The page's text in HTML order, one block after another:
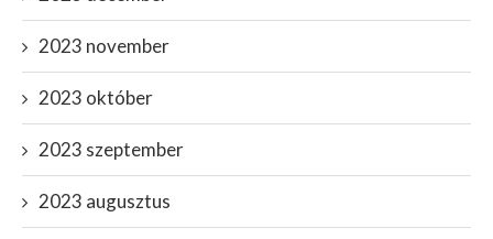
2023 november
2023 október
2023 szeptember
2023 augusztus